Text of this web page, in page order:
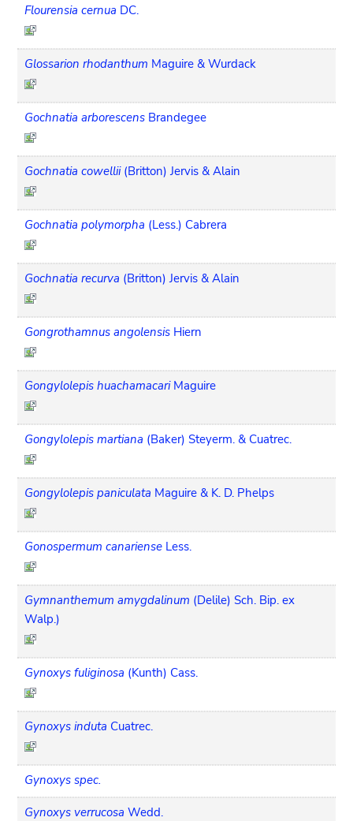
Flourensia cernua DC.
Glossarion rhodanthum Maguire & Wurdack
Gochnatia arborescens Brandegee
Gochnatia cowellii (Britton) Jervis & Alain
Gochnatia polymorpha (Less.) Cabrera
Gochnatia recurva (Britton) Jervis & Alain
Gongrothamnus angolensis Hiern
Gongylolepis huachamacari Maguire
Gongylolepis martiana (Baker) Steyerm. & Cuatrec.
Gongylolepis paniculata Maguire & K. D. Phelps
Gonospermum canariense Less.
Gymnanthemum amygdalinum (Delile) Sch. Bip. ex
Walp.)
Gynoxys fuliginosa (Kunth) Cass.
Gynoxys induta Cuatrec.
Gynoxys spec.
Gynoxys verrucosa Wedd.